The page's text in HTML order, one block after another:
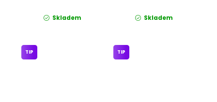
Skladem Skladem
TIP TIP